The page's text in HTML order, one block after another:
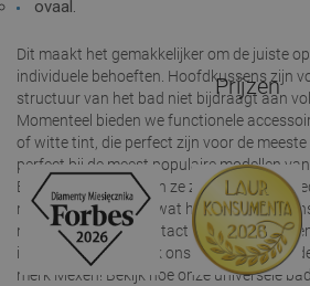
ovaal.
Dit maakt het gemakkelijker om de juiste
individuele behoeften. Hoofdkussens zijn
structuur van het bad niet bijdraagt aan
Momenteel bieden we functionele
of witte tint, die perfect zijn voor de
perfect bij de meest populaire modellen
Bovendien kenmerken ze zich door een
maximale stabiliteit, wat het comfort
nodigen je uit om contact met ons op te
informatie! Bekijk ook ons aanbod van
merk Mexen! Bekijk hoe onze universele
Prijzen